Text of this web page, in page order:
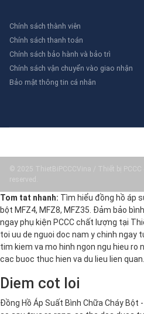
Chính sách thành viên
Chính sách thanh toán
Chính sách bảo hành và bảo trì
Chính sách vận chuyển vào giao nhận
Bảo mật thông tin cá nhân
© 2025 ThietBiPCCCVina / Thiết bị
reserved.
Tom tat nhanh: Tìm hiểu đồng hồ áp
bột MFZ4, MFZ8, MFZ35. Đảm bảo
ngay phụ kiện PCCC chất lượng tại
toi uu de nguoi doc nam y chinh ngay
tim kiem va mo hinh ngon ngu hieu ro
cac buoc thuc hien va du lieu lien quan.
Diem cot loi
Đồng Hồ Áp Suất Bình Chữa Cháy Bột